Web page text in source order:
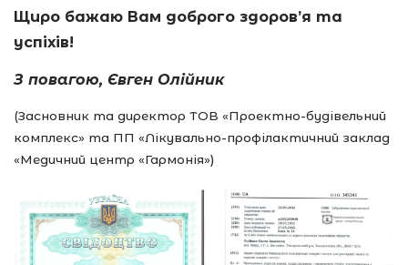
Щиро бажаю Вам доброго здоров’я та
успіхів!
З повагою, Євген Олійник
(Засновник та директор ТОВ «Проектно-будівельний
комплекс» та ПП «Лікувально-профілактичний заклад
«Медичний центр «Гармонія»)